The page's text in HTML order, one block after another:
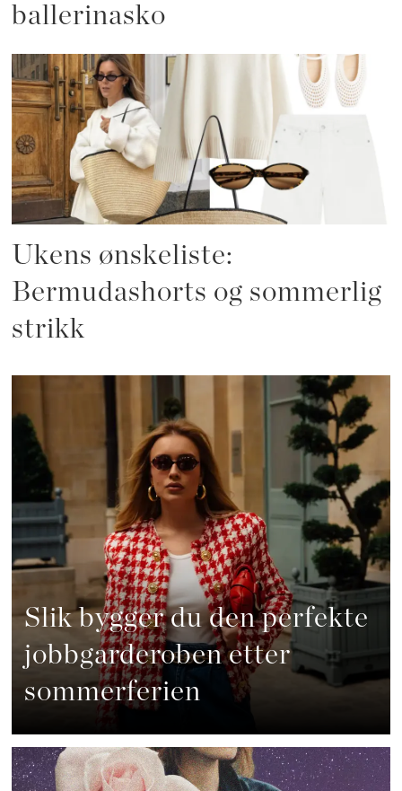
ballerinasko
Ukens ønskeliste:
Bermudashorts og sommerlig
strikk
Slik bygger du den perfekte
jobbgarderoben etter
sommerferien